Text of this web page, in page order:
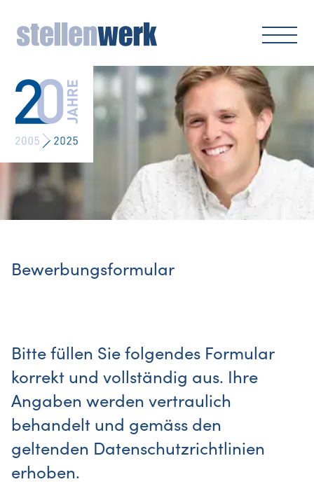
Bewerbungsformular
Bitte füllen Sie folgendes Formular
korrekt und vollständig aus. Ihre
Angaben werden vertraulich
behandelt und gemäss den
geltenden Datenschutzrichtlinien
erhoben.